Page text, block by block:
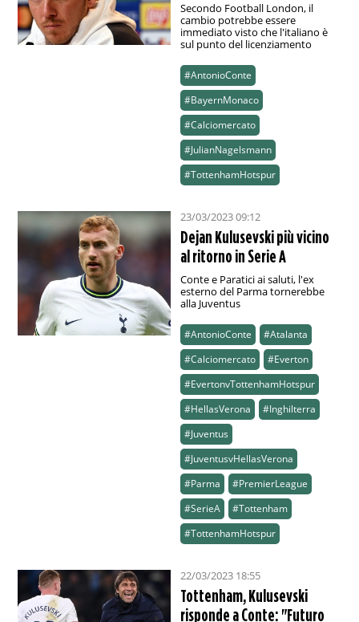
Secondo Football London, il
cambio potrebbe essere
immediato visto che l'italiano è
sul punto del licenziamento
#AntonioConte
#BayernMonaco
#Calciomercato
#JulianNagelsmann
#TottenhamHotspur
23/03/2023 09:12
Dejan Kulusevski più vicino
al ritorno in Serie A
Conte e Paratici ai saluti, l'ex
esterno del Parma tornerebbe
alla Juventus
#AntonioConte
#Atalanta
#Calciomercato
#Everton
#EvertonvTottenhamHotspur
#HellasVerona
#Inghilterra
#Juventus
#JuventusvHellasVerona
#Parma
#PremierLeague
#SerieA
#Tottenham
#TottenhamHotspur
22/03/2023 18:55
Tottenham, Kulusevski
risponde a Conte: "Futuro